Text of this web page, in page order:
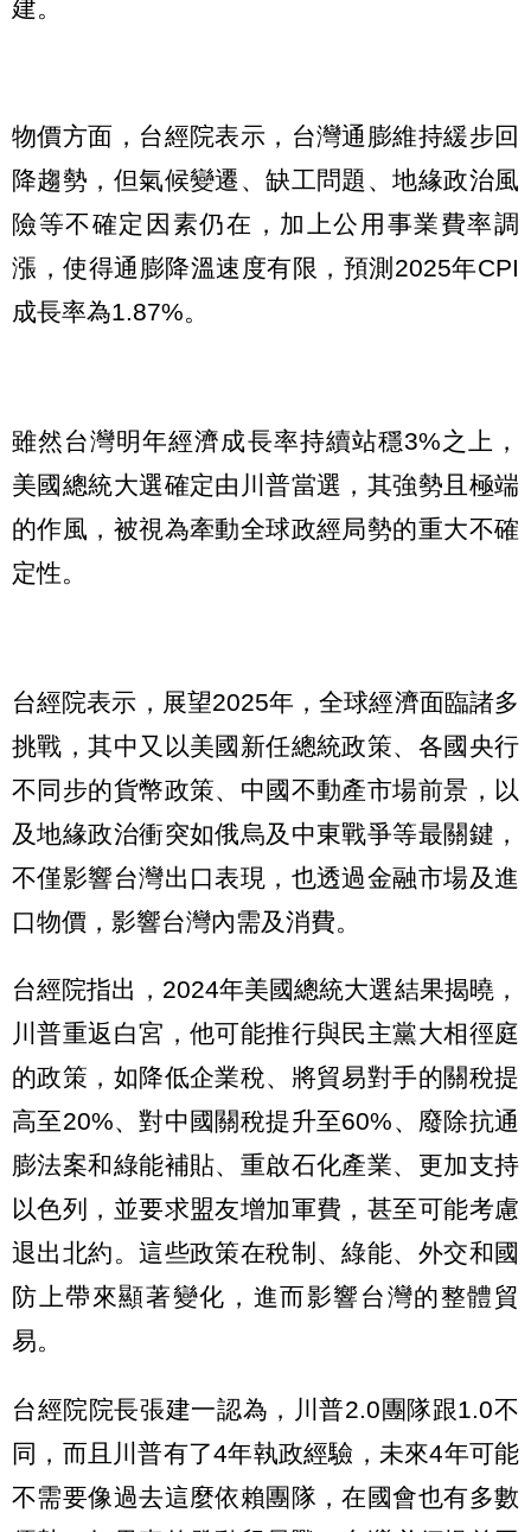
建。
物價方面，台經院表示，台灣通膨維持緩步回
降趨勢，但氣候變遷、缺工問題、地緣政治風
險等不確定因素仍在，加上公用事業費率調
漲，使得通膨降溫速度有限，預測2025年CPI
成長率為1.87%。
雖然台灣明年經濟成長率持續站穩3%之上，
美國總統大選確定由川普當選，其強勢且極端
的作風，被視為牽動全球政經局勢的重大不確
定性。
台經院表示，展望2025年，全球經濟面臨諸多
挑戰，其中又以美國新任總統政策、各國央行
不同步的貨幣政策、中國不動產市場前景，以
及地緣政治衝突如俄烏及中東戰爭等最關鍵，
不僅影響台灣出口表現，也透過金融市場及進
口物價，影響台灣內需及消費。
台經院指出，2024年美國總統大選結果揭曉，
川普重返白宮，他可能推行與民主黨大相徑庭
的政策，如降低企業稅、將貿易對手的關稅提
高至20%、對中國關稅提升至60%、廢除抗通
膨法案和綠能補貼、重啟石化產業、更加支持
以色列，並要求盟友增加軍費，甚至可能考慮
退出北約。這些政策在稅制、綠能、外交和國
防上帶來顯著變化，進而影響台灣的整體貿
易。
台經院院長張建一認為，川普2.0團隊跟1.0不
同，而且川普有了4年執政經驗，未來4年可能
不需要像過去這麼依賴團隊，在國會也有多數